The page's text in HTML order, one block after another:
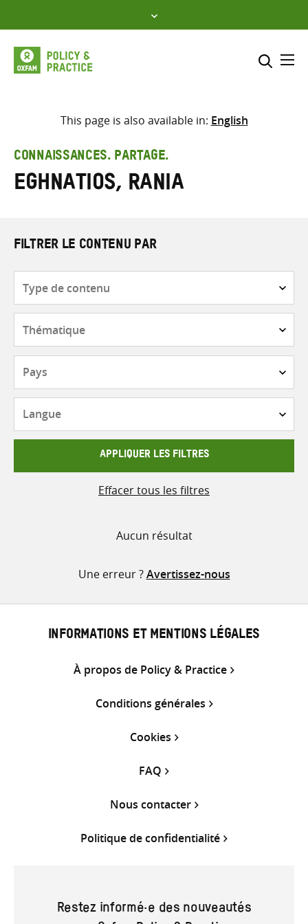
to
content
Sélectionner l’emplacement
Saisir
les
termes
This page is also available in: English
CONNAISSANCES. PARTAGE.
Eghnatios, Rania
FILTRER LE CONTENU PAR
contenu
APPLIQUER LES FILTRES
Effacer tous les filtres
Aucun résultat
Une erreur ?Avertissez-nous
INFORMATIONS ET MENTIONS LÉGALES
À propos de Policy & Practice
Conditions générales
Cookies
FAQ
Nous contacter
Politique de confidentialité
Restez informé·e des nouveautés